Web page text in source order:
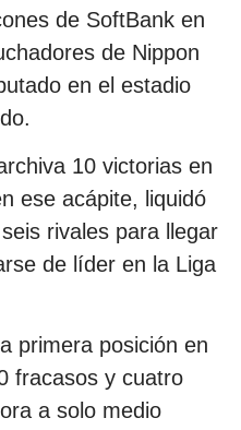
de SoftBank en
de Nippon
en el estadio
10 victorias en
ese acápite, liquidó
rivales para llegar
de líder en la Liga
primera posición en
fracasos y cuatro
a solo medio